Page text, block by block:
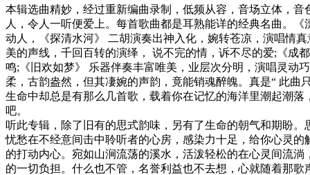
本辑选曲精妙，经过重新编曲录制，低频从容，音场立体，
人，令人一听便爱上。每首歌曲都是耳熟能详的经典名曲。
动人，《探清水河》 二胡演奏出神入化，婉转苍凉，演唱情
美的声线，千回百转的演绎， 说不完的情，诉不尽的爱;《成
鸣;《旧欢如梦》 乐器伴奏丰富唯美，业层次分明，演唱灵动
柔，古韵盎然，但其凄婉的声韵，竟能销魂醉魄。真是“ 此曲
生命中却总是有那么几首歌，载着你在记忆的海洋里潮起潮
吧。
听此专辑，除了旧有的思式韵味，另有了生命的朝气和期盼
忧愁在不经意间击中聆听者的心房，感染力十足，给你心灵
的打动内心。宛如山涧流荡的溪水，活泼轻松的在心灵间流
的一切负担。什么也不管，名誉利益也不去想，心就随着那